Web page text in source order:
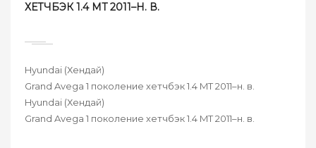
ХЕТЧБЭК 1.4 MT 2011–Н. В.
Hyundai (Хендай)
Grand Avega 1 поколение хетчбэк 1.4 MT 2011–н. в.
Hyundai (Хендай)
Grand Avega 1 поколение хетчбэк 1.4 MT 2011–н. в.